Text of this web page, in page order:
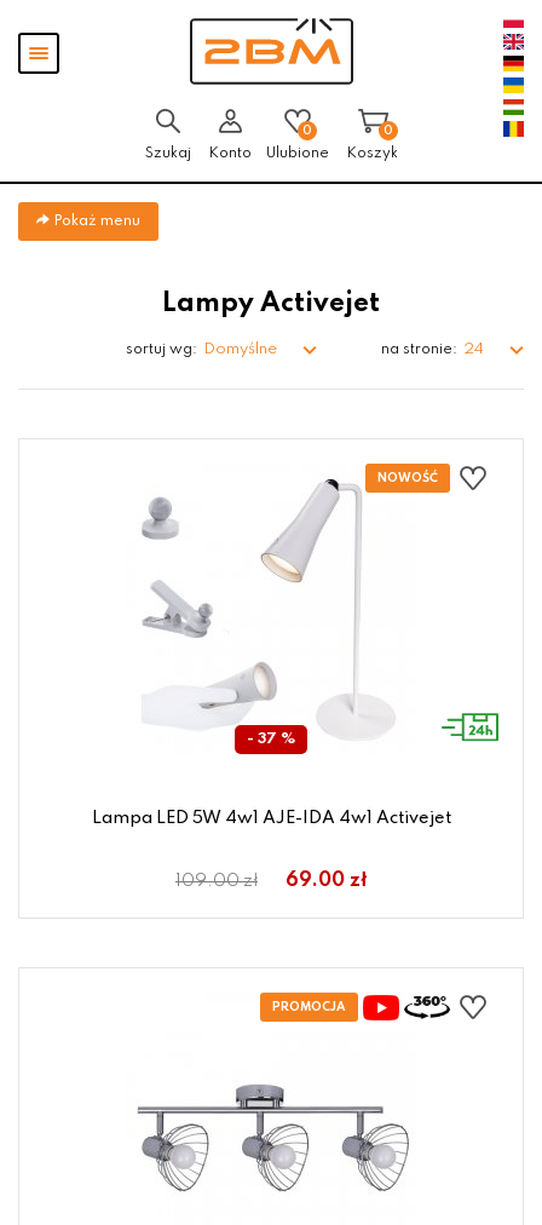
Pokaż
menu
Szukaj Konto
0
Ulubione
0
Koszyk
Pokaż menu
Lampy Activejet
sortuj wg: Domyślne na stronie: 24
- 37 %
Lampa LED 5W 4w1 AJE-IDA 4w1 Activejet
109.00 zł 69.00 zł